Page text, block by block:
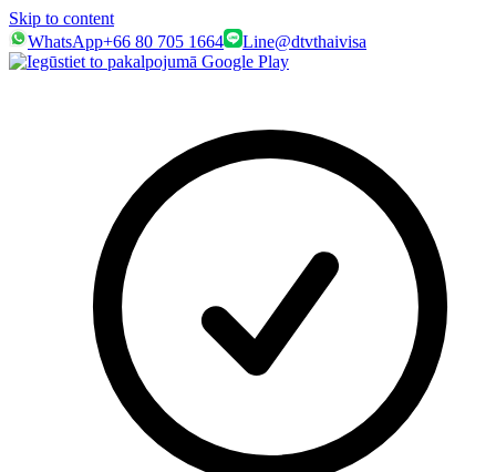
Skip to content
WhatsApp+66 80 705 1664 Line@dtvthaivisa